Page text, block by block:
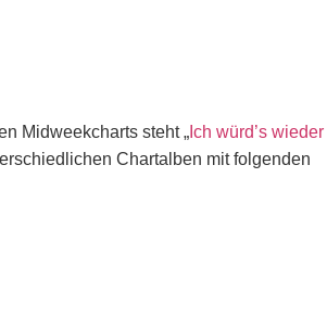
Midweekcharts steht „ Ich würd’s wieder
Chartalben mit folgenden